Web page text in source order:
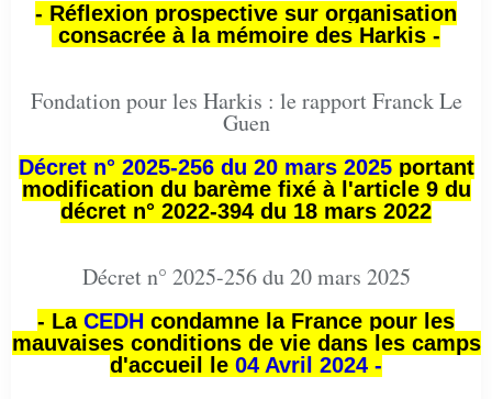
- Réflexion prospective sur organisation
consacrée à la mémoire des Harkis -
Fondation pour les Harkis : le rapport Franck Le
Guen
Décret n° 2025-256 du 20 mars 2025portant
modification du barème fixé à l'article 9 du
décret n° 2022-394 du 18 mars 2022
Décret n° 2025-256 du 20 mars 2025
- La CEDH condamne la France pour les
mauvaises conditions de vie dans les camps
d'accueil le 04 Avril 2024 -